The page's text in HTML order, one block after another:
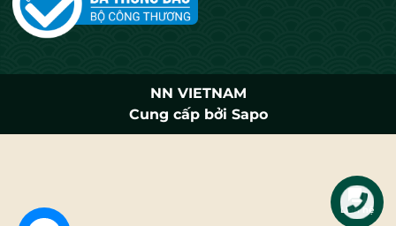
NN VIETNAM
Cung cấp bởi Sapo
Liên hệ